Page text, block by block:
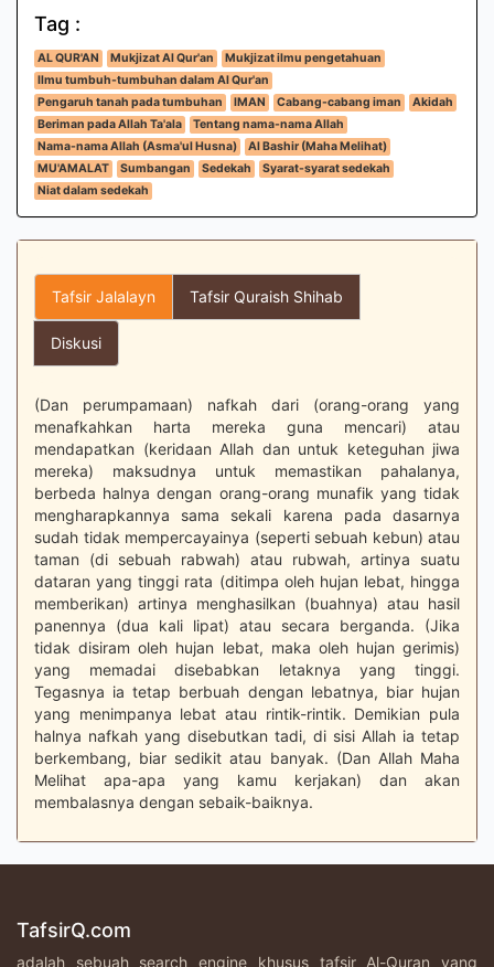
Tag :
AL QUR'AN Mukjizat Al Qur'an
Mukjizat ilmu pengetahuan
Ilmu tumbuh-tumbuhan dalam Al Qur'an
Pengaruh tanah pada tumbuhan
IMAN Cabang-cabang iman
Akidah
Beriman pada Allah Ta'ala
Tentang nama-nama Allah
Nama-nama Allah (Asma'ul Husna)
Al Bashir (Maha Melihat)
MU'AMALAT
Sumbangan Sedekah
Syarat-syarat sedekah
Niat dalam sedekah
Tafsir Jalalayn Tafsir Quraish Shihab
Diskusi
(Dan perumpamaan) nafkah dari (orang-orang yang
menafkahkan harta mereka guna mencari) atau
mendapatkan (keridaan Allah dan untuk keteguhan jiwa
mereka) maksudnya untuk memastikan pahalanya,
berbeda halnya dengan orang-orang munafik yang tidak
mengharapkannya sama sekali karena pada dasarnya
sudah tidak mempercayainya (seperti sebuah kebun) atau
taman (di sebuah rabwah) atau rubwah, artinya suatu
dataran yang tinggi rata (ditimpa oleh hujan lebat, hingga
memberikan) artinya menghasilkan (buahnya) atau hasil
panennya (dua kali lipat) atau secara berganda. (Jika
tidak disiram oleh hujan lebat, maka oleh hujan gerimis)
yang memadai disebabkan letaknya yang tinggi.
Tegasnya ia tetap berbuah dengan lebatnya, biar hujan
yang menimpanya lebat atau rintik-rintik. Demikian pula
halnya nafkah yang disebutkan tadi, di sisi Allah ia tetap
berkembang, biar sedikit atau banyak. (Dan Allah Maha
Melihat apa-apa yang kamu kerjakan) dan akan
membalasnya dengan sebaik-baiknya.
TafsirQ.com
adalah sebuah search engine khusus tafsir Al-Quran yang